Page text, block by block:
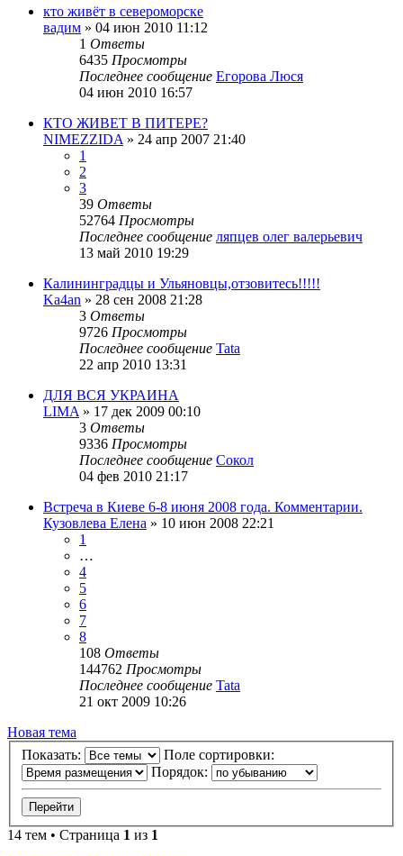
кто живёт в североморске
вадим » 04 июн 2010 11:12
1 Ответы
6435 Просмотры
Последнее сообщение Егорова Люся
04 июн 2010 16:57
КТО ЖИВЕТ В ПИТЕРЕ?
NIMEZZIDA » 24 апр 2007 21:40
1
2
3
39 Ответы
52764 Просмотры
Последнее сообщение ляпцев олег валерьевич
13 май 2010 19:29
Калининградцы и Ульяновцы,отзовитесь!!!!!
Ka4an » 28 сен 2008 21:28
3 Ответы
9726 Просмотры
Последнее сообщение Tata
22 апр 2010 13:31
ДЛЯ ВСЯ УКРАИНА
LIMA » 17 дек 2009 00:10
3 Ответы
9336 Просмотры
Последнее сообщение Сокол
04 фев 2010 21:17
Встреча в Киеве 6-8 июня 2008 года. Комментарии.
Кузовлева Елена » 10 июн 2008 22:21
1
…
4
5
6
7
8
108 Ответы
144762 Просмотры
Последнее сообщение Tata
21 окт 2009 10:26
Новая тема
Показать:
Поле сортировки:
Порядок:
14 тем • Страница 1 из 1